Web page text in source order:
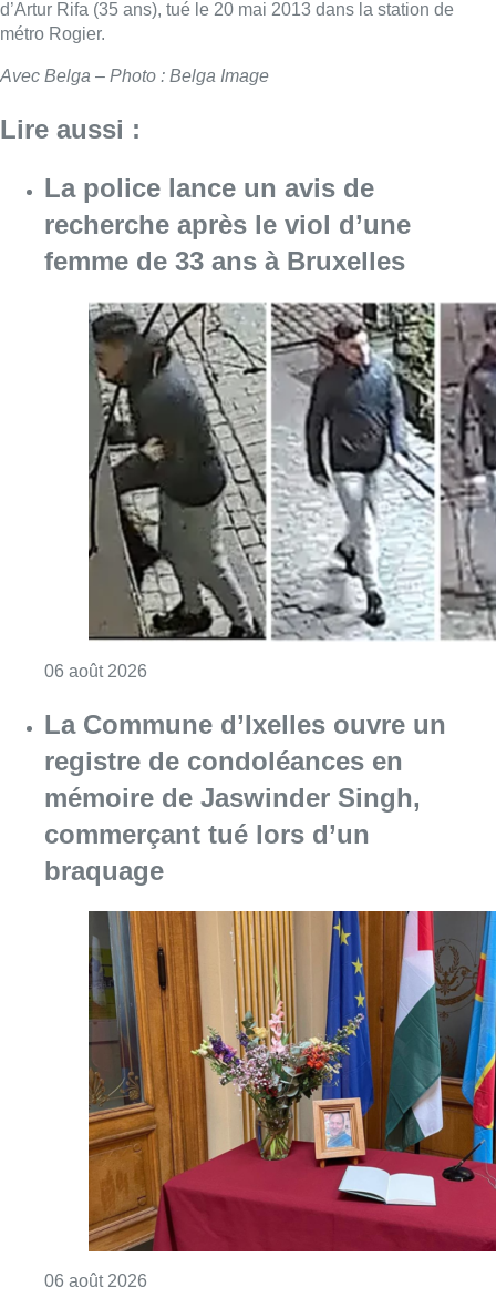
d’Artur Rifa (35 ans), tué le 20 mai 2013 dans la station de
métro Rogier.
Avec Belga – Photo : Belga Image
Lire aussi :
La police lance un avis de
recherche après le viol d’une
femme de 33 ans à Bruxelles
06 août 2026
La Commune d’Ixelles ouvre un
registre de condoléances en
mémoire de Jaswinder Singh,
commerçant tué lors d’un
braquage
06 août 2026